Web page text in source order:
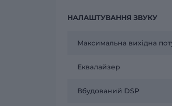
НАЛАШТУВАННЯ ЗВУКУ
Максимальна вихідна
Еквалайзер
Вбудований DSP